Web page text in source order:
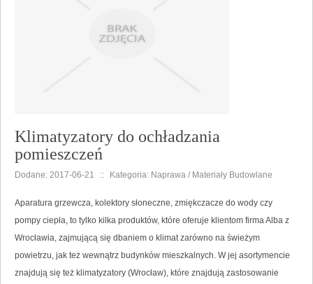
Klimatyzatory do ochładzania
pomieszczeń
Dodane: 2017-06-21 :: Kategoria: Naprawa / Materiały Budowlane
Aparatura grzewcza, kolektory słoneczne, zmiękczacze do wody czy
pompy ciepła, to tylko kilka produktów, które oferuje klientom firma Alba z
Wrocławia, zajmującą się dbaniem o klimat zarówno na świeżym
powietrzu, jak też wewnątrz budynków mieszkalnych. W jej asortymencie
znajdują się też klimatyzatory (Wrocław), które znajdują zastosowanie